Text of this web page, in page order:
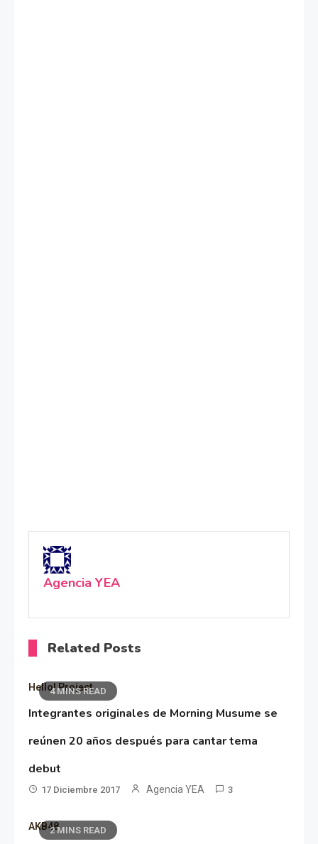
Agencia YEA
Related Posts
4 MINS READ
Hello! Project
Integrantes originales de Morning Musume se
reúnen 20 años después para cantar tema
debut
17 Diciembre 2017 Agencia YEA 3
2 MINS READ
AKB48